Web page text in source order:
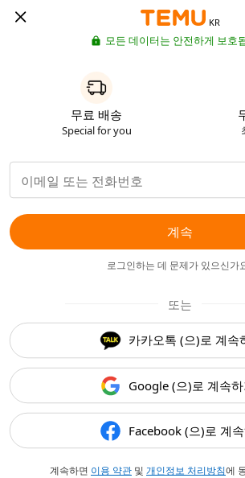
KR
모든 데이터는 안전하게 보호
무료 배송
Special for you
계속
로그인하는 데 문제가 있으신가
또는
카카오톡 (으)로 계속
Google (으)로 계속하
Facebook (으)로 계
계속하면 이용 약관 및 개인정보 처리방침에